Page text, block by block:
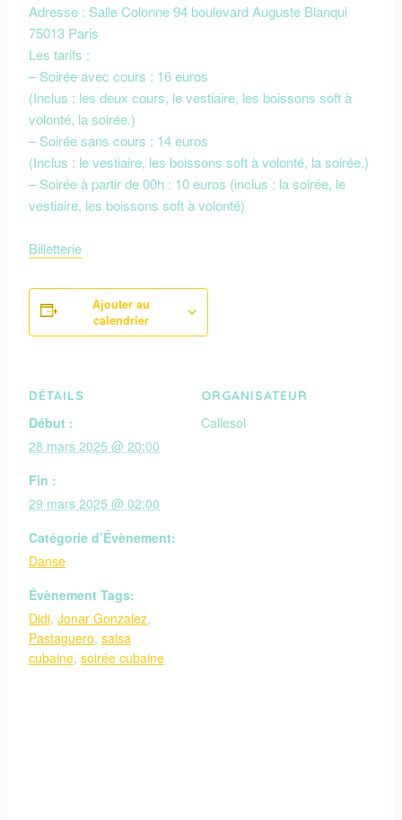
Adresse : Salle Colonne 94 boulevard Auguste Blanqui
75013 Paris
Les tarifs :
– Soirée avec cours : 16 euros
(Inclus : les deux cours, le vestiaire, les boissons soft à
volonté, la soirée.)
– Soirée sans cours : 14 euros
(Inclus : le vestiaire, les boissons soft à volonté, la soirée.)
– Soirée à partir de 00h : 10 euros (inclus : la soirée, le
vestiaire, les boissons soft à volonté)
Billetterie
Ajouter au
calendrier
DÉTAILS
Début :
28 mars 2025 @ 20:00
Fin :
29 mars 2025 @ 02:00
Catégorie d’Évènement:
Danse
Évènement Tags:
Didi, Jonar Gonzalez,
Pastaguero, salsa
cubaine, soirée cubaine
ORGANISATEUR
Callesol